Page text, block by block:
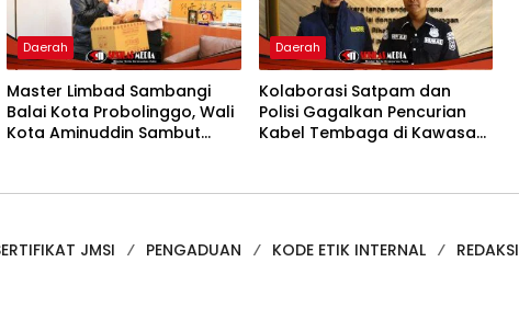
Daerah
Master Limbad Sambangi
Balai Kota Probolinggo, Wali
Kota Aminuddin Sambut
Daerah
Kolaborasi Satpam dan
Polisi Gagalkan Pencurian
Kabel Tembaga di Kawasan
JMSI PENGADUAN KODE ETIK INTERNAL REDAKSI